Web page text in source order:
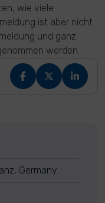
wie viele
ist aber nicht
und ganz
werden.
Germany